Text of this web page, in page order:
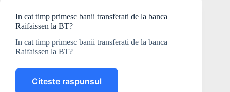
BT?
In cat timp primesc banii transferati de la banca
Raifaissen la BT?
In cat timp primesc banii transferati de la banca
Raifaissen la BT?
Citeste raspunsul
In